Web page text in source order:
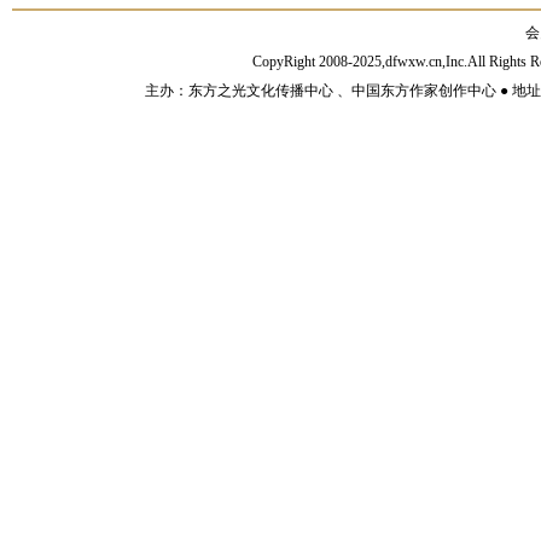
CopyRight 2008-2025,dfwxw.cn,Inc.All Rights
主办：东方之光文化传播中心 、中国东方作家创作中心 ● 地